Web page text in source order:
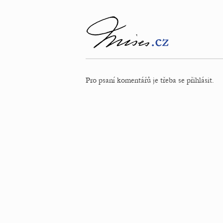
Pro psaní komentářů je třeba se přihlásit.